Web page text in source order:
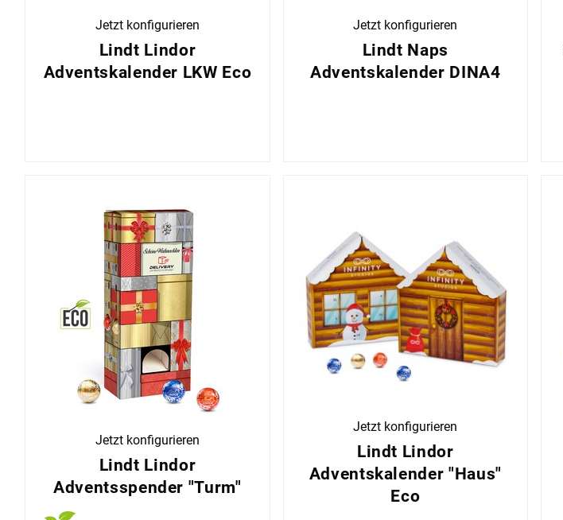
Jetzt konfigurieren
Lindt Lindor
Adventskalender LKW Eco
Jetzt konfigurieren
Lindt Naps
Adventskalender DINA4
Jetzt konfigurieren
Lindt Lindor
Adventsspender "Turm"
Jetzt konfigurieren
Lindt Lindor
Adventskalender "Haus"
Eco